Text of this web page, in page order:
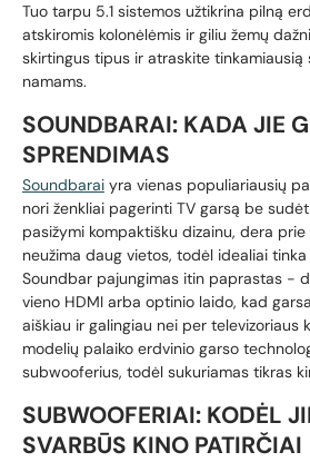
Tuo tarpu 5.1 sistemos užtikrina pilną
atskiromis kolonėlėmis ir giliu žemų
skirtingus tipus ir atraskite tinkamiausią
namams.
SOUNDBARAI: KADA JIE
SPRENDIMAS
Soundbarai yra vienas populiariausių
nori ženkliai pagerinti TV garsą be
pasižymi kompaktišku dizainu, dera
neužima daug vietos, todėl idealiai
Soundbar pajungimas itin paprastas -
vieno HDMI arba optinio laido, kad
aiškiau ir galingiau nei per televizoriaus
modelių palaiko erdvinio garso
subwooferius, todėl sukuriamas tikras
SUBWOOFERIAI: KODĖL
SVARBŪS KINO PATIRČIAI